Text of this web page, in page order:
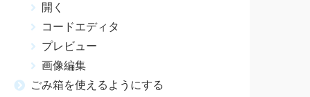
開く
コードエディタ
プレビュー
画像編集
ごみ箱を使えるようにする